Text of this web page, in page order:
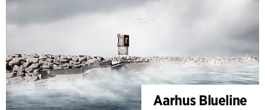
Aarhus Blueline